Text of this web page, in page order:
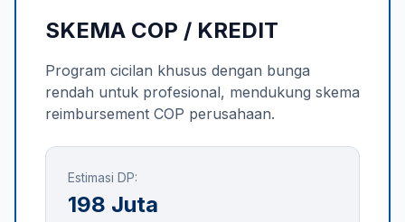
SKEMA COP / KREDIT
Program cicilan khusus dengan bunga
rendah untuk profesional, mendukung skema
reimbursement COP perusahaan.
Estimasi DP:
198 Juta